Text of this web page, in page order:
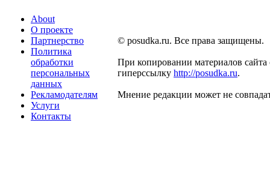
About
О проекте
Партнерство
Политика
обработки
персональных
данных
Рекламодателям
Услуги
Контакты
© posudka.ru. Все права защищены.
При копировании материалов сайта
гиперссылку http://posudka.ru.
Мнение редакции может не